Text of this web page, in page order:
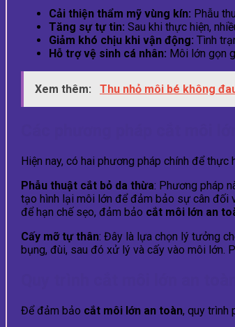
Cải thiện thẩm mỹ vùng kín: Phẫu
Tăng sự tự tin: Sau khi thực hiện,
Giảm khó chịu khi vận động: Tình
Hỗ trợ vệ sinh cá nhân: Môi lớn gọn
Xem thêm: Thu nhỏ môi bé không
Hiện nay, có hai phương pháp chính để
Phẫu thuật cắt bỏ da thừa: Phương pháp
tạo hình lại môi lớn để đảm bảo sự cân đối
để hạn chế sẹo, đảm bảo cắt môi lớn an
Cấy mỡ tự thân: Đây là lựa chọn lý tưởng
bụng, đùi, sau đó xử lý và cấy vào môi lớn.
Để đảm bảo cắt môi lớn an toàn, quy trình